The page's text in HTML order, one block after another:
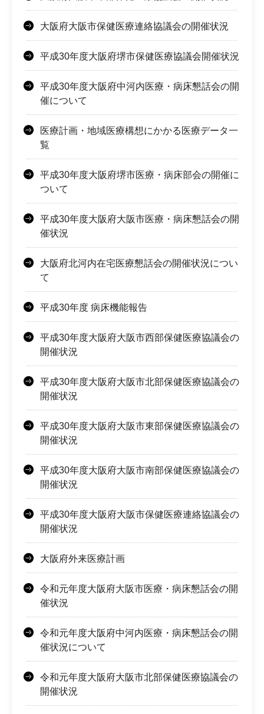
大阪府大阪市保健医療連絡協議会の開催状況
平成30年度大阪府堺市保健医療協議会開催状況
平成30年度大阪府中河内医療・病床懇話会の開
催について
医療計画・地域医療構想にかかる医療データ一
覧
平成30年度大阪府堺市医療・病床部会の開催に
ついて
平成30年度大阪府大阪市医療・病床懇話会の開
催状況
大阪府北河内在宅医療懇話会の開催状況につい
て
平成30年度 病床機能報告
平成30年度大阪府大阪市西部保健医療協議会の
開催状況
平成30年度大阪府大阪市北部保健医療協議会の
開催状況
平成30年度大阪府大阪市東部保健医療協議会の
開催状況
平成30年度大阪府大阪市南部保健医療協議会の
開催状況
平成30年度大阪府大阪市保健医療連絡協議会の
開催状況
大阪府外来医療計画
令和元年度大阪府大阪市医療・病床懇話会の開
催状況
令和元年度大阪府中河内医療・病床懇話会の開
催状況について
令和元年度大阪府大阪市北部保健医療協議会の
開催状況